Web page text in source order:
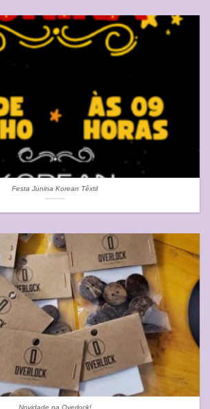
Festa Junina Korean Têxtil
Novidade na Overlock!